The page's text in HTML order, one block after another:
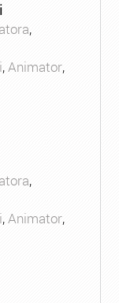
,
,Animator,
,
,Animator,